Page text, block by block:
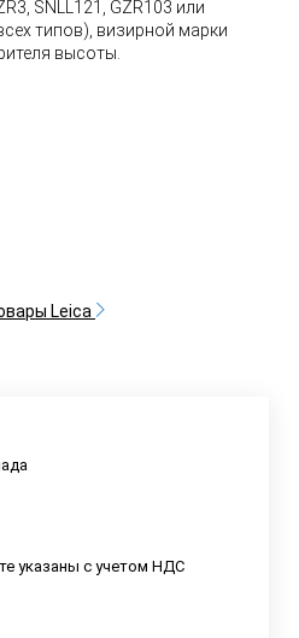
SNLL121, GZR103 или
типов), визирной марки
высоты.
Leica
указаны с учетом НДС